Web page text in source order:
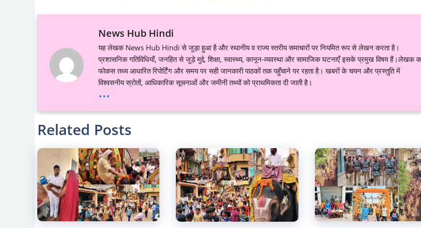
News Hub Hindi
यह लेखक News Hub Hindi से जुड़ा हुआ है और स्थानीय व राज्य स्तरीय समाचारों पर नियमित रूप से लेखन करता है।
प्रशासनिक गतिविधियाँ, जनहित से जुड़े मुद्दे, शिक्षा, स्वास्थ्य, कानून-व्यवस्था और सामाजिक घटनाएँ इसके प्रमुख विषय हैं।लेखक
फोकस तथ्य आधारित रिपोर्टिंग और समय पर सही जानकारी पाठकों तक पहुँचाने पर रहता है। खबरों के चयन और प्रस्तुति में
विश्वसनीय स्रोतों, आधिकारिक सूचनाओं और जमीनी तथ्यों को प्राथमिकता दी जाती है।
...
Related Posts